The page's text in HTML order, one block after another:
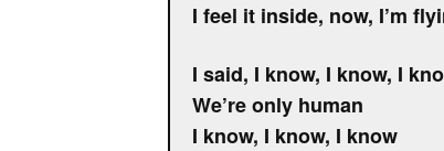
I feel it inside, now, I’m
I said, I know, I know, I
We’re only human
I know, I know, I know